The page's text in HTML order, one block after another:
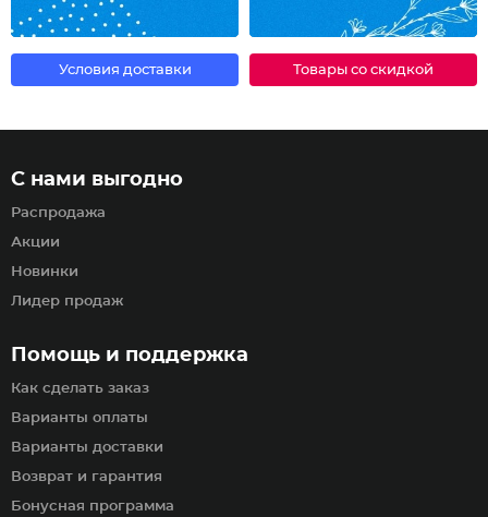
Условия доставки Товары со скидкой
Помощь и поддержка
Как сделать заказ
Варианты оплаты
Варианты доставки
Возврат и гарантия
Бонусная программа
С нами выгодно
Распродажа
Акции
Новинки
Лидер продаж